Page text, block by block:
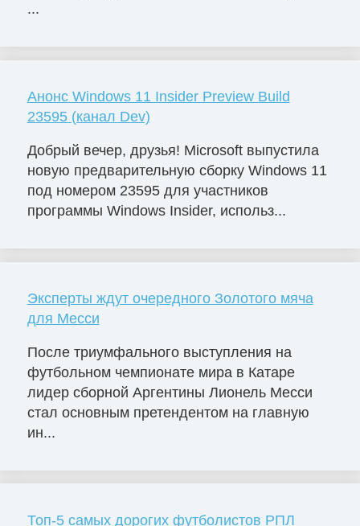
...
Анонс Windows 11 Insider Preview Build
23595 (канал Dev)
Добрый вечер, друзья! Microsoft выпустила
новую предварительную сборку Windows 11
под номером 23595 для участников
программы Windows Insider, использ...
Эксперты ждут очередного Золотого мяча
для Месси
После триумфального выступления на
футбольном чемпионате мира в Катаре
лидер сборной Аргентины Лионель Месси
стал основным претендентом на главную
ин...
Топ-5 самых дорогих футболистов РПЛ